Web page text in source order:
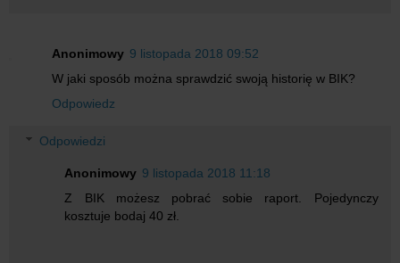
Anonimowy 9 listopada 2018 09:52
W jaki sposób można sprawdzić swoją historię w BIK?
Odpowiedz
Odpowiedzi
Anonimowy 9 listopada 2018 11:18
Z BIK możesz pobrać sobie raport. Pojedynczy
kosztuje bodaj 40 zł.